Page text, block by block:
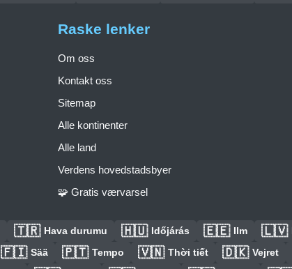
Raske lenker
Om oss
Kontakt oss
Sitemap
Alle kontinenter
Alle land
Verdens hovedstadsbyer
🧩 Gratis værvarsel
🇹🇷 Hava durumu 🇭🇺 Időjárás 🇪🇪 Ilm 🇱🇻
🇫🇮 Sää 🇵🇹 Tempo 🇻🇳 Thời tiết 🇩🇰 Vejret